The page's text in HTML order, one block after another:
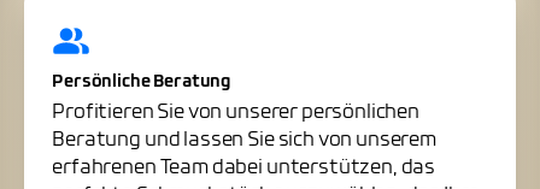
Persönliche Beratung
Profitieren Sie von unserer persönlichen
Beratung und lassen Sie sich von unserem
erfahrenen Team dabei unterstützen, das